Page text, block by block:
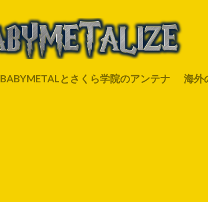
BABYMETALとさくら学院のアンテナ 海外